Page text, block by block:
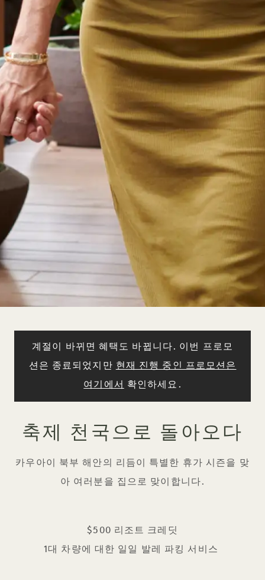
계절이 바뀌면 혜택도 바뀝니다. 이번 프로모
션은 종료되었지만 현재 진행 중인 프로모션은
여기에서
확인하세요.
축제 천국으로 돌아오다
카우아이 북부 해안의 리듬이 특별한 휴가 시즌을 맞
아 여러분을 집으로 맞이합니다.
$500 리조트 크레딧
1대 차량에 대한 일일 발레 파킹 서비스